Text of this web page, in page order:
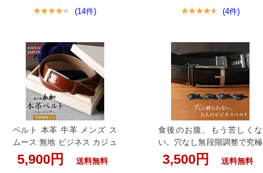
昇進祝い 就職祝い 父の日ギ
牛革 無段階ベルト 自由調整
日本製 100cm ベルト スライ
ド ワンタッチ 高品質 いんの
しま レザーベルト ギフト プ
レゼント 男性 おしゃれ 大人
紳士 スーツ 穴なし ブラック
入学式 入学 父の日 実用的
(14件)
ゼント ギフトにベルト 本革
製 革ベルト 紳士用 ビジネス
結婚式 カジュアル レザー 男
性用 ブランド 彼氏 バックル
誕生日 クリスマス プレゼン
ト ビジネスカジュアル 50代
60代 入学式 入学 父の日 実
用的
(4件)
ベルト 本革 牛革 メンズ ス
ムース 無地 ビジネス カジュ
アル スーツ 茶 ブラウンベル
ト 本革 牛革 メンズ スーツ
5,900円 送料無料
食後のお腹、もう苦しくな
い。穴なし無段階調整で究極
のフィット感。両面本革仕様
で見た目も妥協しない、大人
3,500円 送料無料